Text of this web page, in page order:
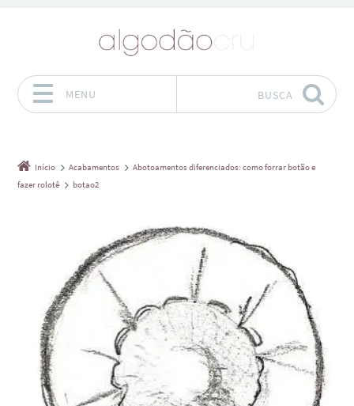
MENU BUSCA
Início Acabamentos
Abotoamentos diferenciados: como forrar botão e
fazer rolotê
botao2